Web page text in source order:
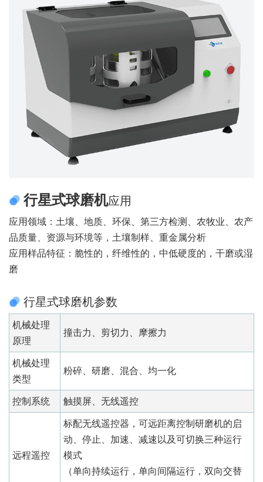
行星式球磨机应用
应用领域：土壤、地质、环保、第三方检测、农牧业、农产
品质量、资源与环境等，土壤制样、重金属分析
应用样品特征：脆性的，纤维性的，中低硬度的，干磨或湿
磨
行星式球磨机参数
机械处理
原理
撞击力、剪切力、摩擦力
机械处理
类型
粉碎、研磨、混合、均一化
控制系统 触摸屏、无线遥控
远程遥控
标配无线遥控器，可远距离控制研磨机的启
动、停止、加速、减速以及可切换三种运行
模式
（单向持续运行，单向间隔运行，双向交替